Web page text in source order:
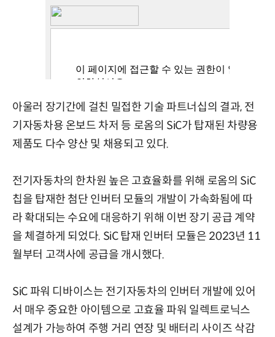
아울러 장기간에 걸친 밀접한 기술 파트너십의 결과, 전
기자동차용 온보드 차저 등 로옴의 SiC가 탑재된 차량용
제품도 다수 양산 및 채용되고 있다.
전기자동차의 한차원 높은 고효율화를 위해 로옴의 SiC
칩을 탑재한 첨단 인버터 모듈의 개발이 가속화됨에 따
라 확대되는 수요에 대응하기 위해 이번 장기 공급 계약
을 체결하게 되었다. SiC 탑재 인버터 모듈은 2023년 11
월부터 고객사에 공급을 개시했다.
SiC 파워 디바이스는 전기자동차의 인버터 개발에 있어
서 매우 중요한 아이템으로 고효율 파워 일렉트로닉스
설계가 가능하여 주행 거리 연장 및 배터리 사이즈 삭감